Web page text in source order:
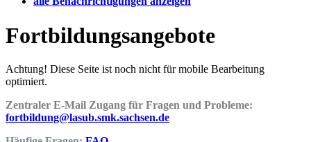
Fortbildungsangebote
Achtung! Diese Seite ist noch nicht für mobile Bearbeitung
optimiert.
Zentraler E-Mail Zugang für Fragen und Probleme:
fortbildung@lasub.smk.sachsen.de